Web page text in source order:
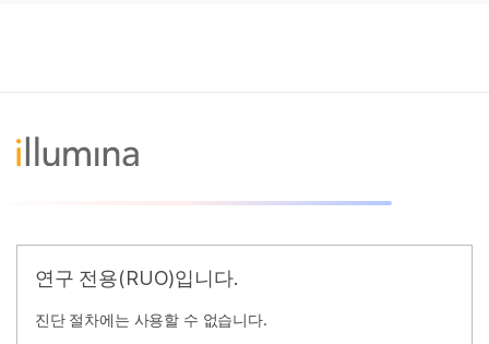
연구 전용(RUO)입니다.
진단 절차에는 사용할 수 없습니다.